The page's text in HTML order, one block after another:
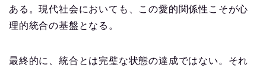
ある。現代社会においても、この愛的関係性こそが心
理的統合の基盤となる。
最終的に、統合とは完璧な状態の達成ではない。それ